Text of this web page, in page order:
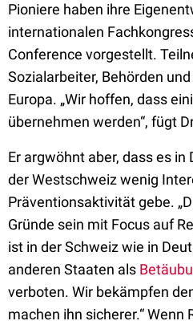
Pioniere haben ihre
internationalen
Conference vorgestellt.
Sozialarbeiter, Behörden
Europa. „Wir hoffen, dass
übernehmen werden“, fügt
Er argwöhnt aber, dass es
der Westschweiz wenig
Präventionsaktivität gebe.
Gründe sein mit Focus auf
ist in der Schweiz wie in
anderen Staaten als
verboten. Wir bekämpfen
machen ihn sicherer.“ Wenn